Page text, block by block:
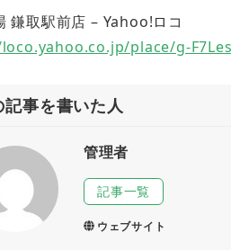
鎌取駅前店 – Yahoo!ロコ
place/g-
記事を書いた人
管理者
記事一覧
ウェブサイト